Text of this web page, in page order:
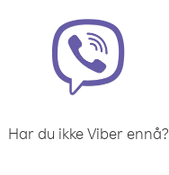
Har du ikke Viber ennå?